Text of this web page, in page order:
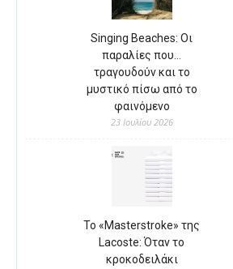
Singing Beaches: Οι
παραλίες που…
τραγουδούν και το
μυστικό πίσω από το
φαινόμενο
23 Ιουλίου 2026
Το «Masterstroke» της
Lacoste: Όταν το
κροκοδειλάκι